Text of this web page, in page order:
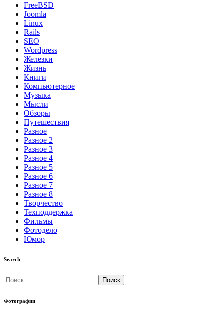
FreeBSD
Joomla
Linux
Rails
SEO
Wordpress
Железки
Жизнь
Книги
Компьютерное
Музыка
Мысли
Обзоры
Путешествия
Разное
Разное 2
Разное 3
Разное 4
Разное 5
Разное 6
Разное 7
Разное 8
Творчество
Техподдержка
Фильмы
Фотодело
Юмор
Search
Найти:
Фотографии